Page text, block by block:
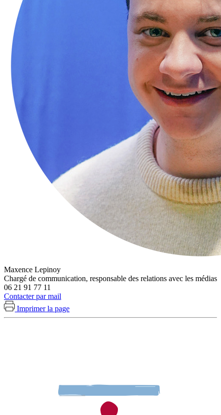
Maxence Lepinoy
Chargé de communication, responsable des relations avec les médias
06 21 91 77 11
Contacter par mail
Imprimer la page